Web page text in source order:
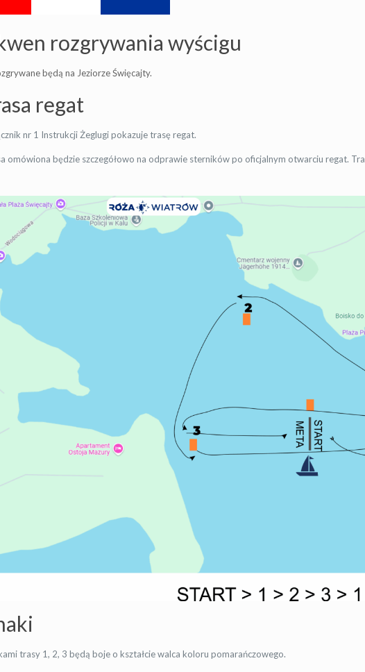
rozgrywania wyścigu
będą na Jeziorze Święcajty.
regat
nr 1 Instrukcji Żeglugi pokazuje trasę regat.
omówiona będzie szczegółowo na odprawie sterników po oficjalnym otwarciu regat.
trasy 1, 2, 3 będą boje o kształcie walca koloru pomarańczowego.